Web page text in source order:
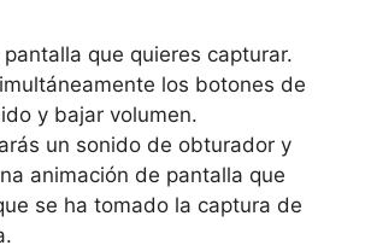
que quieres capturar.
los botones de
y bajar volumen.
un sonido de obturador y
animación de pantalla que
se ha tomado la captura de